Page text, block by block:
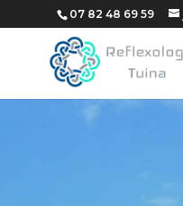
07 82 48 69 59